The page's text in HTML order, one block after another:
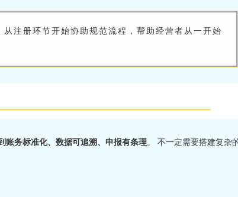
注册环节开始协助规范流程，帮助经营者从一开始
账务标准化、数据可追溯、申报有条理。 不一定需要搭建复杂